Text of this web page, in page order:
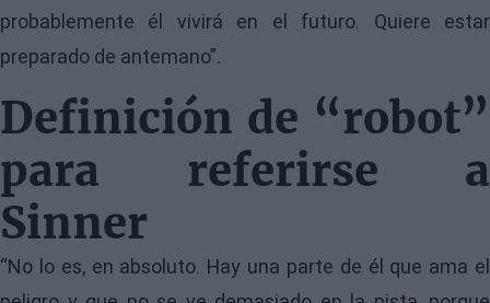
probablemente él vivirá en el futuro. Quiere estar
preparado de antemano”.
Definición de “robot”
para referirse a
Sinner
“No lo es, en absoluto. Hay una parte de él que ama el